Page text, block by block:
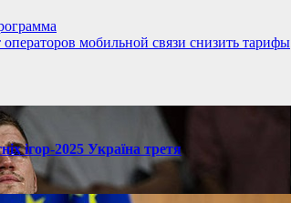
мобильной связи снизить тарифы
ігор-2025 Україна третя